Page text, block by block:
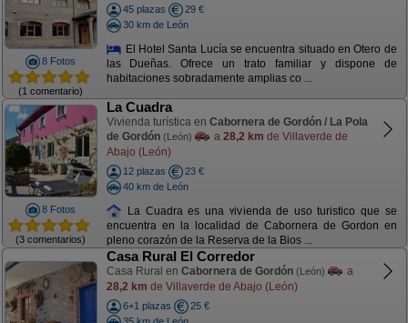
8 Fotos
(1 comentario)
45 plazas
29 €
30 km de León
El Hotel Santa Lucía se encuentra situado en Otero de
las Dueñas. Ofrece un trato familiar y dispone de
habitaciones sobradamente amplias co ...
8 Fotos
(3 comentarios)
La Cuadra
Vivienda turística en Cabornera de Gordón / La Pola
de Gordón (León) a 28,2 km de Villaverde de
Abajo (León)
12 plazas
23 €
40 km de León
La Cuadra es una vivienda de uso turistico que se
encuentra en la localidad de Cabornera de Gordon en
pleno corazón de la Reserva de la Bios ...
Casa Rural El Corredor
Casa Rural en Cabornera de Gordón (León)
a
28,2 km de Villaverde de Abajo (León)
6+1 plazas
25 €